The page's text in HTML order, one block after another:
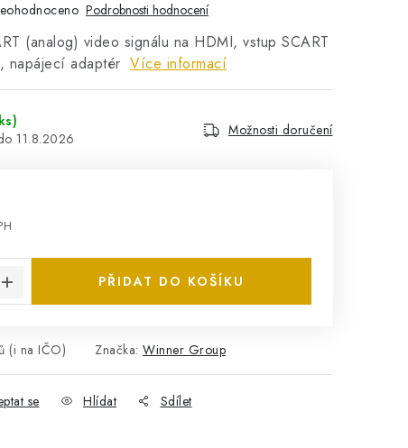
Podrobnosti hodnocení
(analog) video signálu na HDMI, vstup SCART
napájecí adaptér Více informací
11.8.2026
Možnosti doručení
PŘIDAT DO KOŠÍKU
(i na IČO) Značka: Winner Group
se Hlídat Sdílet